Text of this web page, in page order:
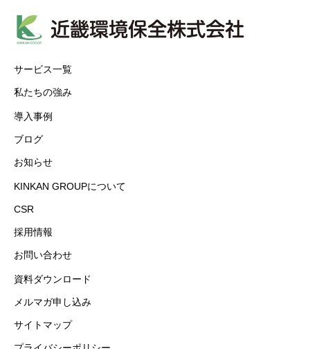
サービス一覧
私たちの強み
導入事例
ブログ
お知らせ
KINKAN GROUPについて
CSR
採用情報
お問い合わせ
資料ダウンロード
メルマガ申し込み
サイトマップ